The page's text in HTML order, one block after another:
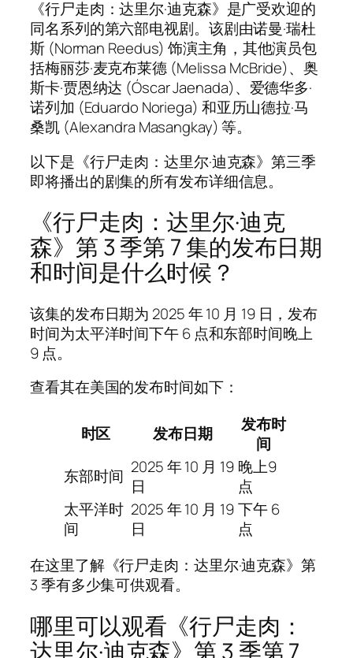
《行尸走肉：达里尔·迪克森》是广受欢迎的
同名系列的第六部电视剧。该剧由诺曼·瑞杜
斯 (Norman Reedus) 饰演主角，其他演员包
括梅丽莎·麦克布莱德 (Melissa McBride)、奥
斯卡·贾恩纳达 (Óscar Jaenada)、爱德华多·
诺列加 (Eduardo Noriega) 和亚历山德拉·马
桑凯 (Alexandra Masangkay) 等。
以下是《行尸走肉：达里尔·迪克森》第三季
即将播出的剧集的所有发布详细信息。
《行尸走肉：达里尔·迪克
森》第 3 季第 7 集的发布日期
和时间是什么时候？
该集的发布日期为 2025 年 10 月 19 日，发布
时间为太平洋时间下午 6 点和东部时间晚上
9 点。
查看其在美国的发布时间如下：
时区 发布日期
发布时
间
东部时间 2025 年 10 月 19
日
晚上9
点
太平洋时
间
2025 年 10 月 19
日
下午 6
点
在这里了解《行尸走肉：达里尔·迪克森》第
3 季有多少集可供观看。
哪里可以观看《行尸走肉：
达里尔·迪克森》第 3 季第 7